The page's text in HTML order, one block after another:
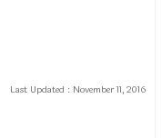
Last Updated : November 11, 2016